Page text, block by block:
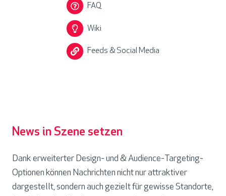
FAQ
Wiki
Feeds & Social Media
News in Szene setzen
Dank erweiterter Design- und & Audience-Targeting-
Optionen können Nachrichten nicht nur attraktiver
dargestellt, sondern auch gezielt für gewisse Standorte,